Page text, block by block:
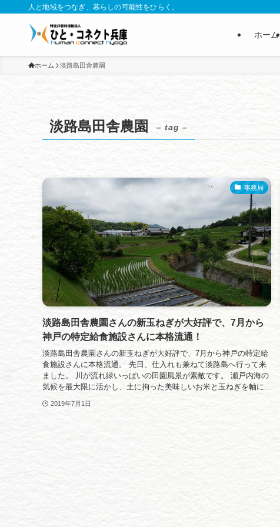
人と地域をつなぎ、暮らしの可能性をひらく。
ホーム
ホーム 淡路島田舎農園
淡路島田舎農園 – tag –
事務局
淡路島田舎農園さんの新玉ねぎが大好評で、7月から
神戸の特定給食施設さんに本格流通！
淡路島田舎農園さんの新玉ねぎが大好評で、7月から神戸の特定給
食施設さんに本格流通。 先日、仕入れも兼ねて淡路島へ行って来
ました。 川が流れ緑いっぱいの田園風景が素敵です。 瀬戸内海の
気候を最大限に活かし、土に拘った美味しいお米と玉ねぎを軸に...
2019年7月1日